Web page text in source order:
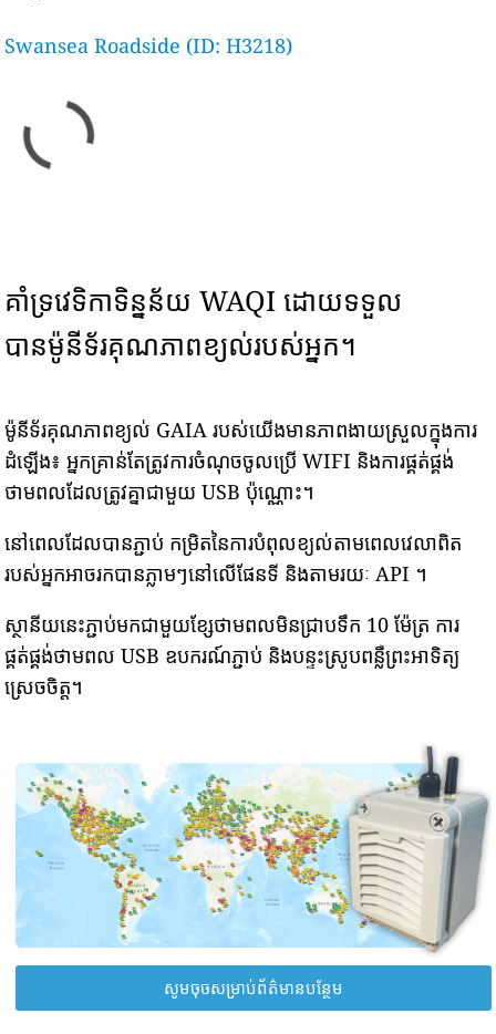
Swansea Roadside (ID: H3218)
គាំទ្រវេទិកាទិន្នន័យ WAQI ដោយទទួល
បានម៉ូនីទ័រគុណភាពខ្យល់របស់អ្នក។
ម៉ូនីទ័រគុណភាពខ្យល់ GAIA របស់យើងមានភាពងាយស្រួលក្នុងការ
ដំឡើង៖ អ្នកគ្រាន់តែត្រូវការចំណុចចូលប្រើ WIFI និងការផ្គត់ផ្គង់
ថាមពលដែលត្រូវគ្នាជាមួយ USB ប៉ុណ្ណោះ។
នៅពេលដែលបានភ្ជាប់ កម្រិតនៃការបំពុលខ្យល់តាមពេលវេលាពិត
របស់អ្នកអាចរកបានភ្លាមៗនៅលើផែនទី និងតាមរយៈ API ។
ស្ថានីយនេះភ្ជាប់មកជាមួយខ្សែថាមពលមិនជ្រាបទឹក 10 ម៉ែត្រ ការ
ផ្គត់ផ្គង់ថាមពល USB ឧបករណ៍ភ្ជាប់ និងបន្ទះស្រូបពន្លឺព្រះអាទិត្យ
ស្រេចចិត្ត។
សូមចុចសម្រាប់ព័ត៌មានបន្ថែម